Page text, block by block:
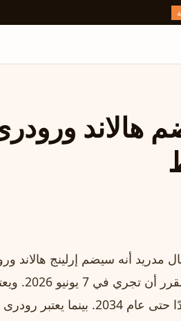
هالاند
مدريد أنه سيضم إرلينج هالاند
فوزه في
اللاعبين في مانشستر سيتي، ويمتلك عقدًا